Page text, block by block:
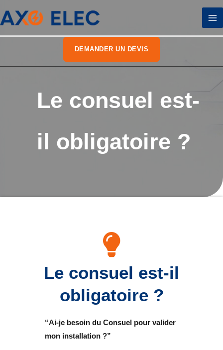
au
DEMANDER UN DEVIS
Le consuel est-
il obligatoire ?
Le consuel est-il
obligatoire ?
“Ai-je besoin du Consuel pour valider
mon installation ?”